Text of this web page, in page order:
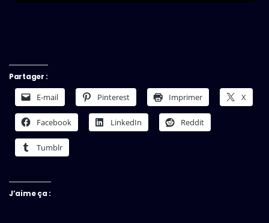
Partager :
E-mail Pinterest Imprimer X
Facebook LinkedIn Reddit
Tumblr
J’aime ça :